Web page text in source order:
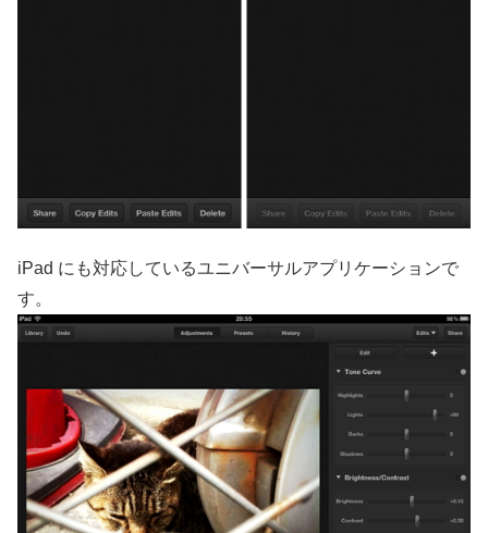
iPad にも対応しているユニバーサルアプリケーションで
す。